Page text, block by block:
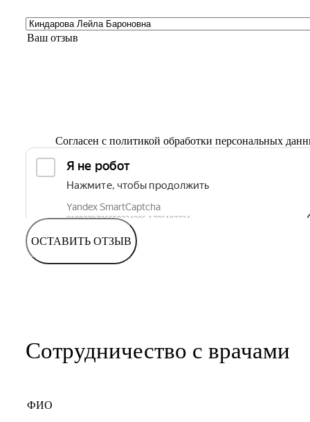
Согласен с политикой обработки персональных
ОСТАВИТЬ ОТЗЫВ
Сотрудничество с врачами